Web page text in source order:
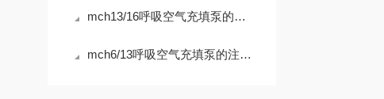
mch13/16呼吸空气充填泵的注意事项
mch6/13呼吸空气充填泵的注意细则